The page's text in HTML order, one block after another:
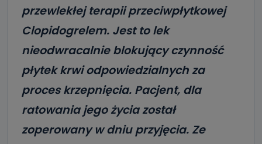
przewlekłej terapii przeciwpłytkowej
Clopidogrelem. Jest to lek
nieodwracalnie blokujący czynność
płytek krwi odpowiedzialnych za
proces krzepnięcia. Pacjent, dla
ratowania jego życia został
zoperowany w dniu przyjęcia. Ze